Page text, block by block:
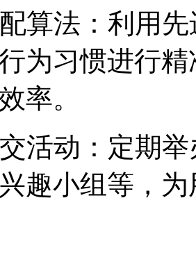
算法：利用
为习惯进行
率。
活动：定期
趣小组等，